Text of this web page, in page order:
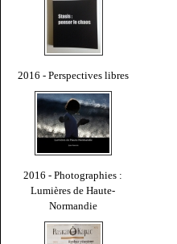
2016 - Perspectives libres
2016 - Photographies :
Lumières de Haute-
Normandie